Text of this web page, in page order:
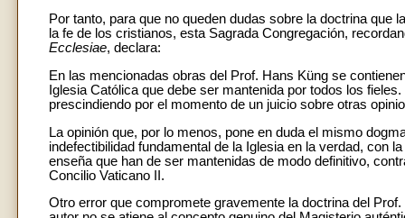
Por tanto, para que no queden dudas sobre la doctrina que
la fe de los cristianos, esta Sagrada Congregación,
Ecclesiae, declara:
En las mencionadas obras del Prof. Hans Küng se
Iglesia Católica que debe ser mantenida por todos los
prescindiendo por el momento de un juicio sobre otras
La opinión que, por lo menos, pone en duda el mismo
indefectibilidad fundamental de la Iglesia en la verdad, con
enseña que han de ser mantenidas de modo definitivo,
Concilio Vaticano II.
Otro error que compromete gravemente la doctrina del